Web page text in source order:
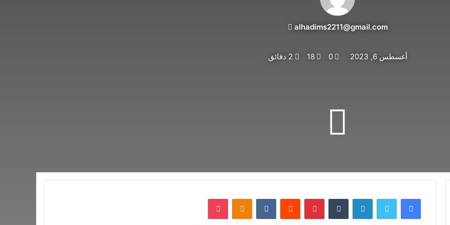
alhadims2211@gmail.com
أغسطس 6, 2023 0
18